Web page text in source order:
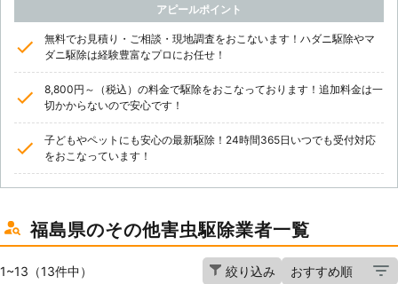
アピールポイント
無料でお見積り・ご相談・現地調査をおこないます！ハダニ駆除やマ
ダニ駆除は経験豊富なプロにお任せ！
8,800円～（税込）の料金で駆除をおこなっております！追加料金は一
切かからないので安心です！
子どもやペットにも安心の最新駆除！24時間365日いつでも受付対応
をおこなっています！
福島県のその他害虫駆除業者一覧
1~13（13件中） 絞り込み